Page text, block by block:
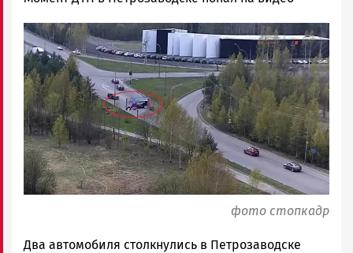
Новости
Петрозаводска
и
Карелии
|
Петрозаводск
ГОВОРИТ
Image
фото стопкадр
Два автомобиля столкнулись в Петрозаводске